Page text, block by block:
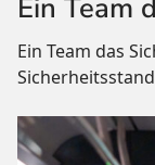
Ein Team
Ein Team das